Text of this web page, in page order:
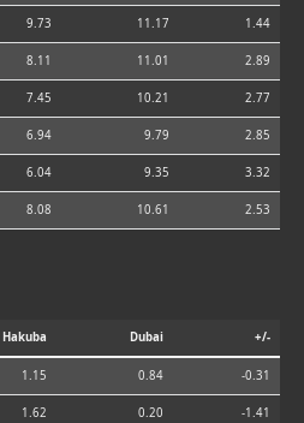
9.73 11.17 1.44
8.11 11.01 2.89
7.45 10.21 2.77
6.94 9.79 2.85
6.04 9.35 3.32
8.08 10.61 2.53
Hakuba Dubai +/-
1.15 0.84 -0.31
1.62 0.20 -1.41